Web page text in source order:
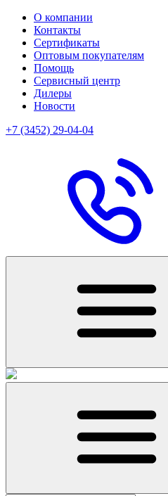
О компании
Контакты
Сертификаты
Оптовым покупателям
Помощь
Сервисный центр
Дилеры
Новости
+7 (3452) 29-04-04